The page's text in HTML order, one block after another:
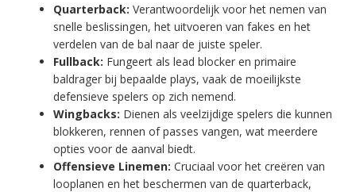
Quarterback: Verantwoordelijk voor het nemen van
snelle beslissingen, het uitvoeren van fakes en het
verdelen van de bal naar de juiste speler.
Fullback: Fungeert als lead blocker en primaire
baldrager bij bepaalde plays, vaak de moeilijkste
defensieve spelers op zich nemend.
Wingbacks: Dienen als veelzijdige spelers die kunnen
blokkeren, rennen of passes vangen, wat meerdere
opties voor de aanval biedt.
Offensieve Linemen: Cruciaal voor het creëren van
looplanen en het beschermen van de quarterback,